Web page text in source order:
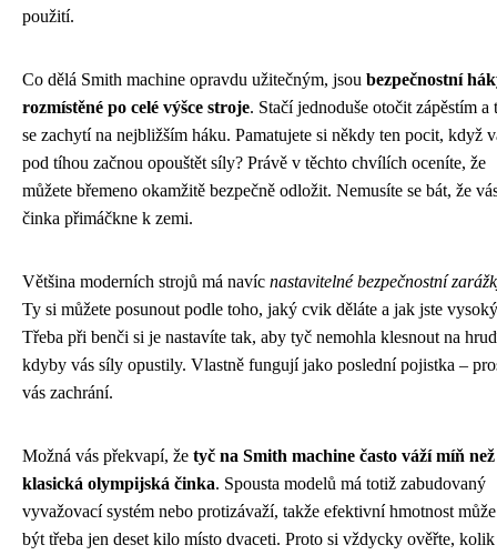
použití.
Co dělá Smith machine opravdu užitečným, jsou bezpečnostní
rozmístěné po celé výšce stroje. Stačí jednoduše otočit zápěstím a
se zachytí na nejbližším háku. Pamatujete si někdy ten pocit, když
pod tíhou začnou opouštět síly? Právě v těchto chvílích oceníte, že
můžete břemeno okamžitě bezpečně odložit. Nemusíte se bát, že
činka přimáčkne k zemi.
Většina moderních strojů má navíc nastavitelné bezpečnostní
Ty si můžete posunout podle toho, jaký cvik děláte a jak jste
Třeba při benči si je nastavíte tak, aby tyč nemohla klesnout na
kdyby vás síly opustily. Vlastně fungují jako poslední pojistka –
vás zachrání.
Možná vás překvapí, že tyč na Smith machine často váží míň než
klasická olympijská činka. Spousta modelů má totiž zabudovaný
vyvažovací systém nebo protizávaží, takže efektivní hmotnost může
být třeba jen deset kilo místo dvaceti. Proto si vždycky ověřte, kolik